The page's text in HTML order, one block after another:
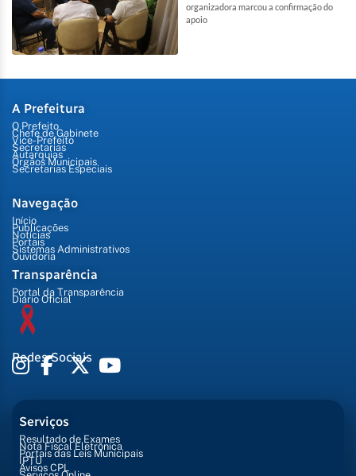
organizadora marcou a confirmação do
apoio
A Prefeitura
O Prefeito
Chefe de Gabinete
Vice-Prefeito
Secretarias
Autarquias
Órgãos Municipais
Secretarias Especiais
Navegação
Início
Publicações
Notícias
Portais
Sistemas Administrativos
Ouvidoria
Transparência
Portal da Transparência
Diário Oficial
Redes Sociais
Serviços
Resultado de Exames
Nota Fiscal Eletrônica
Portais das Leis Municipais
IPTU
Avisos CPL